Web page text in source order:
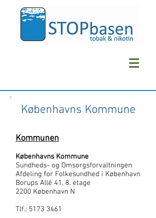
Kommunen
Københavns Kommune
Sundheds- og Omsorgsforvaltningen
Afdeling for Folkesundhed i København
Borups Allé 41, 8. etage
2200 København N
Tlf.: 5173 3461
Københavns Kommune